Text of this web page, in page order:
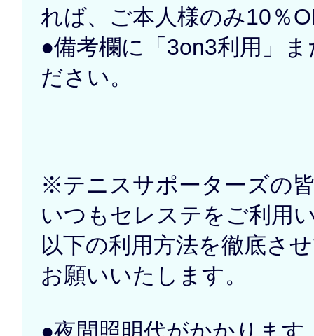
れば、ご本人様のみ10％
●備考欄に「3on3利用」
ださい。
※テニスサポーターズの
いつもセレステをご利用
以下の利用方法を徹底さ
お願いいたします。